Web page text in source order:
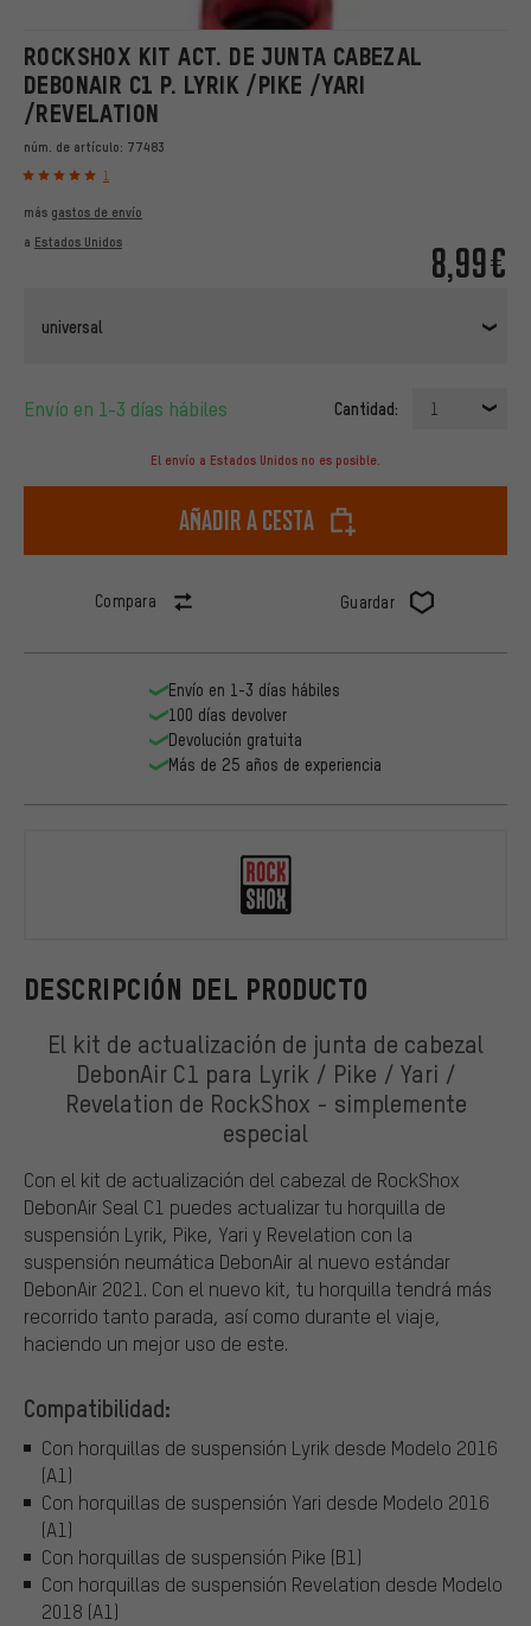
ROCKSHOX KIT ACT. DE JUNTA CABEZAL
DEBONAIR C1 P. LYRIK /PIKE /YARI
/REVELATION
núm. de artículo: 77483
1
8,99€
más gastos de envío
a Estados Unidos
universal
Envío en 1-3 días hábiles Cantidad: 1
El envío a Estados Unidos no es posible.
Añadir a cesta
Compara Guardar
DESCRIPCIÓN DEL PRODUCTO
El kit de actualización de junta de cabezal
DebonAir C1 para Lyrik / Pike / Yari /
Revelation de RockShox - simplemente
especial
Con el kit de actualización del cabezal de RockShox
DebonAir Seal C1 puedes actualizar tu horquilla de
suspensión Lyrik, Pike, Yari y Revelation con la
suspensión neumática DebonAir al nuevo estándar
DebonAir 2021. Con el nuevo kit, tu horquilla tendrá más
recorrido tanto parada, así como durante el viaje,
haciendo un mejor uso de este.
Compatibilidad:
Con horquillas de suspensión Lyrik desde Modelo 2016
(A1)
Con horquillas de suspensión Yari desde Modelo 2016
(A1)
Con horquillas de suspensión Pike (B1)
Con horquillas de suspensión Revelation desde Modelo
2018 (A1)
Envío en 1-3 días hábiles
100 días devolver
Devolución gratuita
Más de 25 años de experiencia